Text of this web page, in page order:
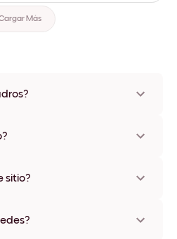
Más
de marco, incluidas opciones sin
Te enviaremos un número de
sitio?